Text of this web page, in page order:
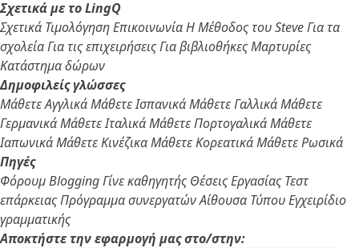
Σχετικά με το LingQ
Σχετικά ΤιμολόγησηΕπικοινωνίαΗ Μέθοδος του SteveΓια τα
σχολείαΓια τις επιχειρήσειςΓια βιβλιοθήκεςΜαρτυρίες
Κατάστημα δώρων
Δημοφιλείς γλώσσες
Μάθετε ΑγγλικάΜάθετε ΙσπανικάΜάθετε ΓαλλικάΜάθετε
ΓερμανικάΜάθετε ΙταλικάΜάθετε ΠορτογαλικάΜάθετε
ΙαπωνικάΜάθετε ΚινέζικαΜάθετε ΚορεατικάΜάθετε Ρωσικά
Πηγές
ΦόρουμBloggingΓίνε καθηγητήςΘέσεις ΕργασίαςΤεστ
επάρκειαςΠρόγραμμα συνεργατώνΑίθουσα ΤύπουΕγχειρίδιο
γραμματικής
Αποκτήστε την εφαρμογή μας στο/στην: